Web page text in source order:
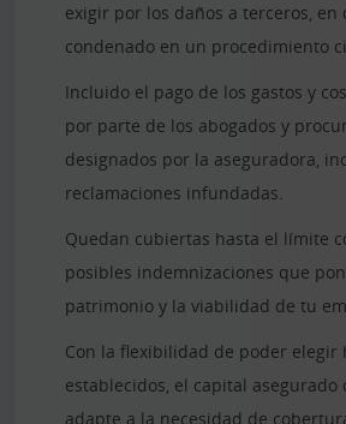
exigir por los daños a terceros, en
condenado en un procedimiento
Incluido el pago de los gastos y
por parte de los abogados y
designados por la aseguradora,
reclamaciones infundadas.
Quedan cubiertas hasta el límite
posibles indemnizaciones que
patrimonio y la viabilidad de tu
Con la flexibilidad de poder elegir
establecidos, el capital asegurado
adapte a la necesidad de